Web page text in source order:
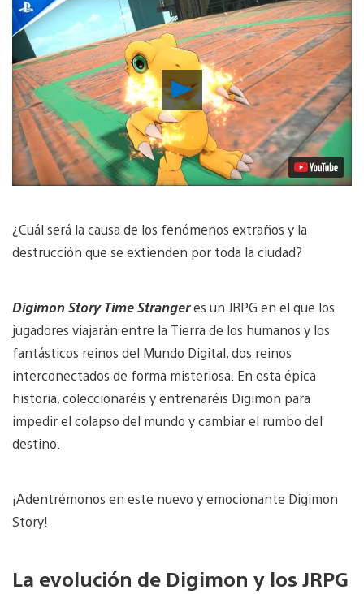
Reproducir
vídeo
¿Cuál será la causa de los fenómenos extraños y la
destrucción que se extienden por toda la ciudad?
Digimon Story Time Strangeres un JRPG en el que los
jugadores viajarán entre la Tierra de los humanos y los
fantásticos reinos del Mundo Digital, dos reinos
interconectados de forma misteriosa. En esta épica
historia, coleccionaréis y entrenaréis Digimon para
impedir el colapso del mundo y cambiar el rumbo del
destino.
¡Adentrémonos en este nuevo y emocionante Digimon
Story!
La evolución de Digimon y los JRPG